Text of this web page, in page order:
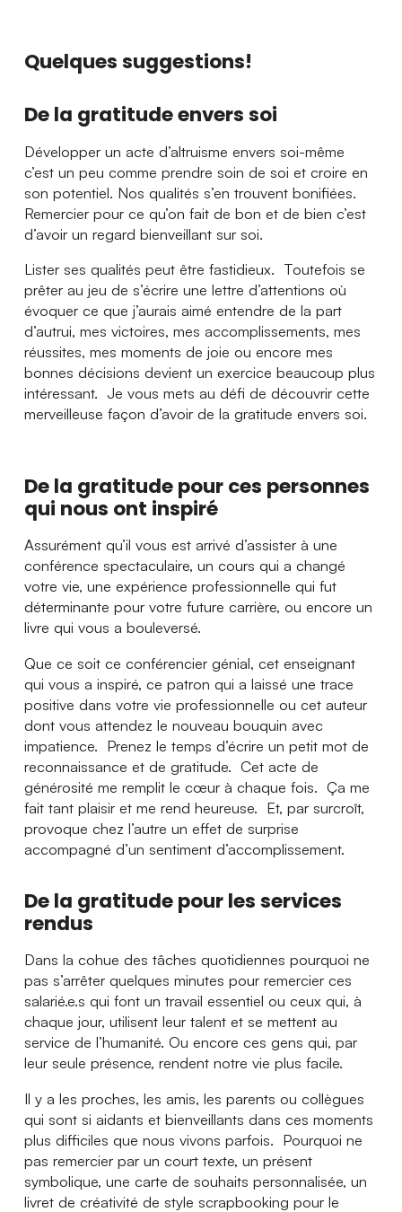
Quelques suggestions!
De la gratitude envers soi
Développer un acte d’altruisme envers soi-même
c’est un peu comme prendre soin de soi et croire en
son potentiel. Nos qualités s’en trouvent bonifiées.
Remercier pour ce qu’on fait de bon et de bien c’est
d’avoir un regard bienveillant sur soi.
Lister ses qualités peut être fastidieux. Toutefois se
prêter au jeu de s’écrire une lettre d’attentions où
évoquer ce que j’aurais aimé entendre de la part
d’autrui, mes victoires, mes accomplissements, mes
réussites, mes moments de joie ou encore mes
bonnes décisions devient un exercice beaucoup plus
intéressant. Je vous mets au défi de découvrir cette
merveilleuse façon d’avoir de la gratitude envers soi.
De la gratitude pour ces personnes
qui nous ont inspiré
Assurément qu’il vous est arrivé d’assister à une
conférence spectaculaire, un cours qui a changé
votre vie, une expérience professionnelle qui fut
déterminante pour votre future carrière, ou encore un
livre qui vous a bouleversé.
Que ce soit ce conférencier génial, cet enseignant
qui vous a inspiré, ce patron qui a laissé une trace
positive dans votre vie professionnelle ou cet auteur
dont vous attendez le nouveau bouquin avec
impatience. Prenez le temps d’écrire un petit mot de
reconnaissance et de gratitude. Cet acte de
générosité me remplit le cœur à chaque fois. Ça me
fait tant plaisir et me rend heureuse. Et, par surcroît,
provoque chez l’autre un effet de surprise
accompagné d’un sentiment d’accomplissement.
De la gratitude pour les services
rendus
Dans la cohue des tâches quotidiennes pourquoi ne
pas s’arrêter quelques minutes pour remercier ces
salarié.e.s qui font un travail essentiel ou ceux qui, à
chaque jour, utilisent leur talent et se mettent au
service de l’humanité. Ou encore ces gens qui, par
leur seule présence, rendent notre vie plus facile.
Il y a les proches, les amis, les parents ou collègues
qui sont si aidants et bienveillants dans ces moments
plus difficiles que nous vivons parfois. Pourquoi ne
pas remercier par un court texte, un présent
symbolique, une carte de souhaits personnalisée, un
livret de créativité de style scrapbooking pour le